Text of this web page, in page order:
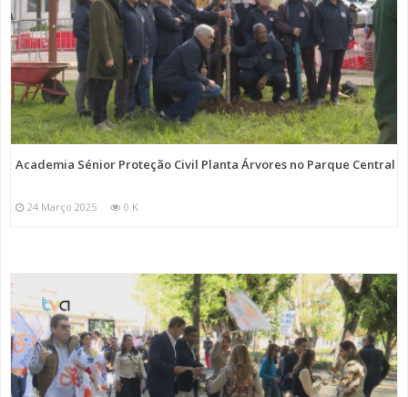
Academia Sénior Proteção Civil Planta Árvores no Parque Central
24 Março 2025 0 K